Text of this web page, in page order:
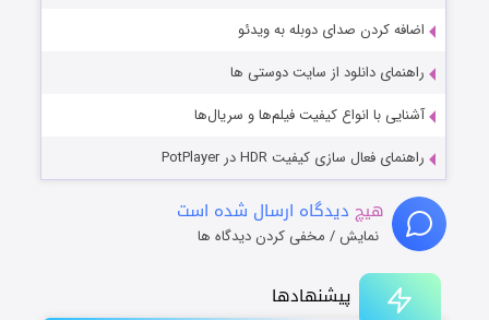
پیشنهادها
اضافه کردن صدای دوبله به ویدئو
راهنمای دانلود از سایت دوستی ها
آشنایی با انواع کیفیت فیلم‌ها و سریال‌ها
راهنمای فعال سازی کیفیت HDR در PotPlayer
هیچ دیدگاه ارسال شده است
نمایش / مخفی کردن دیدگاه ها